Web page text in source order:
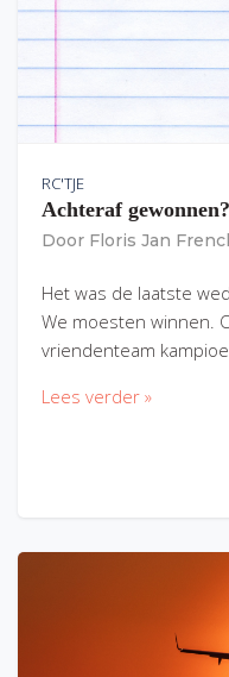
RC'TJE
Achteraf gewonnen?
Door Floris Jan
Het was de laatste
We moesten winnen.
vriendenteam
Lees verder »